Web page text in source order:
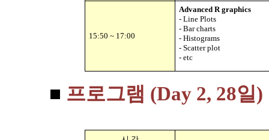
15:50 ~ 17:00
Advanced R graphics
- Line Plots
- Bar charts
- Histograms
- Scatter plot
- etc
■ 프로그램 (Day 2, 28일)